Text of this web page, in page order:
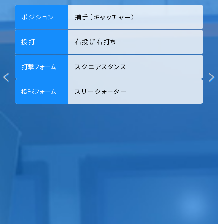
ポジション 捕手（キャッチャー）
投打 右投げ右打ち
打撃フォーム スクエアスタンス
投球フォーム スリークォーター